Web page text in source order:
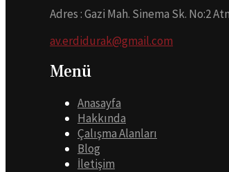
Adres : Gazi Mah. Sinema Sk. No:2
av.erdidurak@gmail.com
Menü
Anasayfa
Hakkında
Çalışma Alanları
Blog
İletişim